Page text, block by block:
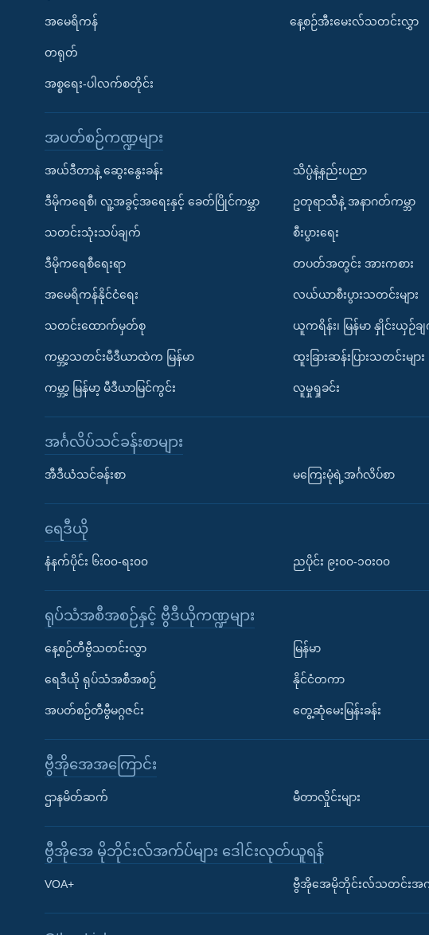
Learning English
အမေရိကန်
တရုတ်
အစ္စရေး-ပါလက်စတိုင်း
နေ့စဉ်အီးမေးလ်သတင်းလွှာ
အပတ်စဉ်ကဏ္ဍများ
အယ်ဒီတာနဲ့ ဆွေးနွေးခန်း
ဒီမိုကရေစီ၊ လူ့အခွင့်အရေးနှင့် ခေတ်ပြိုင်ကမ္ဘာ
သတင်းသုံးသပ်ချက်
ဒီမိုကရေစီရေးရာ
အမေရိကန်နိုင်ငံရေး
သတင်းထောက်မှတ်စု
ကမ္ဘာ့သတင်းမီဒီယာထဲက မြန်မာ
ကမ္ဘာ့ မြန်မာ့ မီဒီယာမြင်ကွင်း
သိပ္ပံနဲ့နည်းပညာ
ဥတုရာသီနဲ့ အနာဂတ်ကမ္ဘာ
စီးပွားရေး
တပတ်အတွင်း အားကစား
လယ်ယာစီးပွားသတင်းများ
ယူကရိန်း၊ မြန်မာ နှိုင်းယှဉ်ခ
ထူးခြားဆန်းပြားသတင်းများ
လူမှုရှုခင်း
အင်္ဂလိပ်သင်ခန်းစာများ
အီဒီယံသင်ခန်းစာ မကြေးမုံရဲ့အင်္ဂလိပ်စာ
ရေဒီယို
နံနက်ပိုင်း ၆း၀၀-ရး၀၀ ညပိုင်း ၉း၀၀-၁၀း၀၀
ရုပ်သံအစီအစဉ်နှင့် ဗွီဒီယိုကဏ္ဍများ
နေ့စဉ်တီဗွီသတင်းလွှာ
ရေဒီယို ရုပ်သံအစီအစဉ်
အပတ်စဉ်တီဗွီမဂ္ဂဇင်း
မြန်မာ
နိုင်ငံတကာ
တွေ့ဆုံမေးမြန်းခန်း
ဗွီအိုအေအကြောင်း
ဌာနမိတ်ဆက် မီတာလှိုင်းများ
ဗွီအိုအေ မိုဘိုင်းလ်အက်ပ်များ ဒေါင်းလုတ်ယူရန်
VOA+ ဗွီအိုအေမိုဘိုင်းလ်သတင်းအက်